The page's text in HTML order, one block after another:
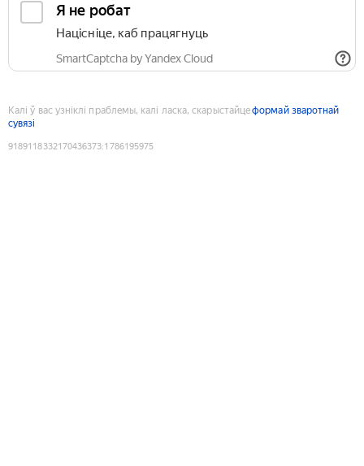
Я не робат
Націсніце, каб працягнуць
SmartCaptcha by Yandex Cloud
Калі ў вас узніклі праблемы, калі ласка, скарыстайцеформай зваротнай
сувязі
9189118332170436373:1786195975